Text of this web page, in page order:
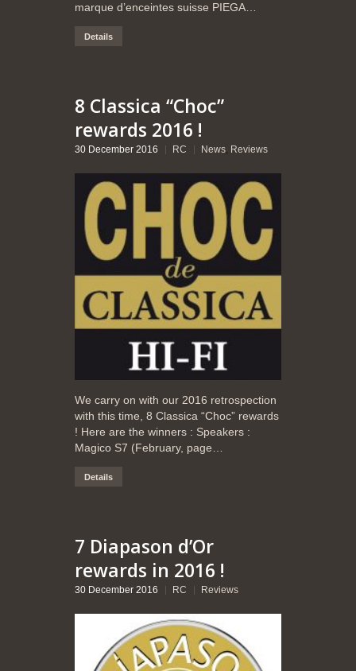
marque d’enceintes suisse PIEGA…
Details
8 Classica “Choc”
rewards 2016 !
30 December 2016 RC News Reviews
We carry on with our 2016 retrospection
with this time, 8 Classica “Choc” rewards
! Here are the winners : Speakers :
Magico S7 (February, page…
Details
7 Diapason d’Or
rewards in 2016 !
30 December 2016 RC Reviews